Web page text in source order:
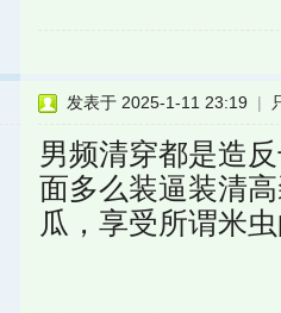
发表于 2025-1-11 23:19 |
男频清穿都是造
面多么装逼装清
瓜，享受所谓米